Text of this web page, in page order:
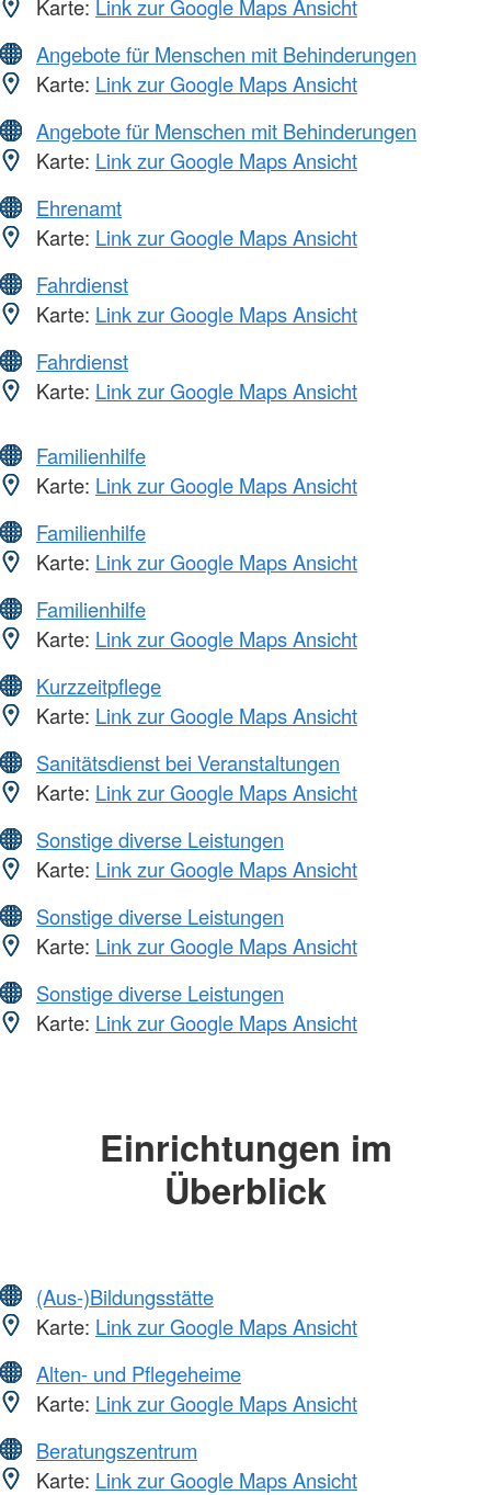
Karte: Link zur Google Maps Ansicht
Angebote für Menschen mit Behinderungen
Karte: Link zur Google Maps Ansicht
Angebote für Menschen mit Behinderungen
Karte: Link zur Google Maps Ansicht
Ehrenamt
Karte: Link zur Google Maps Ansicht
Fahrdienst
Karte: Link zur Google Maps Ansicht
Fahrdienst
Karte: Link zur Google Maps Ansicht
Familienhilfe
Karte: Link zur Google Maps Ansicht
Familienhilfe
Karte: Link zur Google Maps Ansicht
Familienhilfe
Karte: Link zur Google Maps Ansicht
Kurzzeitpflege
Karte: Link zur Google Maps Ansicht
Sanitätsdienst bei Veranstaltungen
Karte: Link zur Google Maps Ansicht
Sonstige diverse Leistungen
Karte: Link zur Google Maps Ansicht
Sonstige diverse Leistungen
Karte: Link zur Google Maps Ansicht
Sonstige diverse Leistungen
Karte: Link zur Google Maps Ansicht
Einrichtungen im
Überblick
(Aus-)Bildungsstätte
Karte: Link zur Google Maps Ansicht
Alten- und Pflegeheime
Karte: Link zur Google Maps Ansicht
Beratungszentrum
Karte: Link zur Google Maps Ansicht